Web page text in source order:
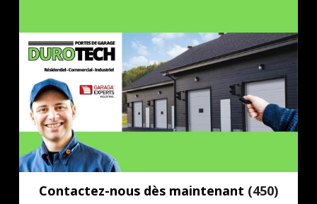
Contactez-nous dès maintenant (450)